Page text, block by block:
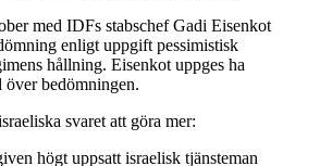
med IDFs stabschef Gadi Eisenkot
enligt uppgift pessimistisk
hållning. Eisenkot uppges ha
bedömningen.
svaret att göra mer:
högt uppsatt israelisk tjänsteman